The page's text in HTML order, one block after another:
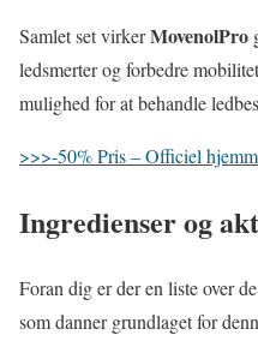
Samlet set virkerMovenolPro
ledsmerter og forbedre
mulighed for at behandle
>>>-50% Pris – Officiel
Ingredienser og
Foran dig er der en liste over
som danner grundlaget for